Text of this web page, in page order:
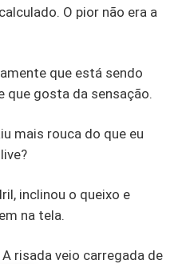
O pior não era a
que está sendo
que gosta da sensação.
mais rouca do que eu
inclinou o queixo e
na tela.
risada veio carregada de